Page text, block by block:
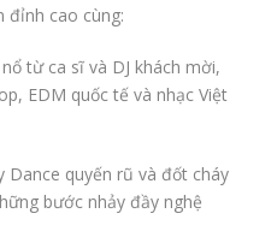
đỉnh cao cùng:
từ ca sĩ và DJ khách mời,
EDM quốc tế và nhạc Việt
Dance quyến rũ và đốt cháy
bước nhảy đầy nghệ